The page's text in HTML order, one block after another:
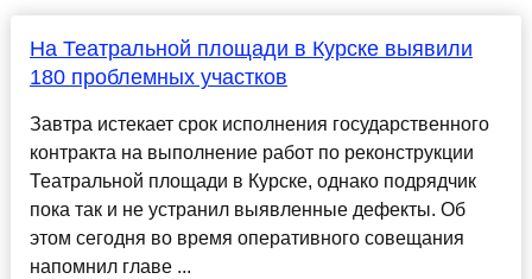
На Театральной площади в Курске выявили
180 проблемных участков
Завтра истекает срок исполнения государственного
контракта на выполнение работ по реконструкции
Театральной площади в Курске, однако подрядчик
пока так и не устранил выявленные дефекты. Об
этом сегодня во время оперативного совещания
напомнил главе ...